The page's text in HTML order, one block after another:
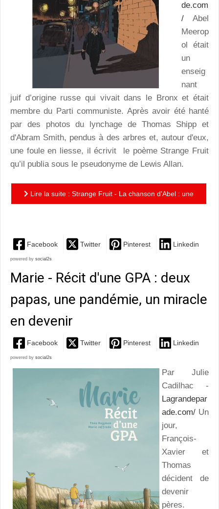
de.com
/ Abel
Meerop
ol était
un
enseig
nant
juif d’origine russe qui vivait dans le Bronx et était
membre du Parti communiste. Après avoir été hanté
par des photos du lynchage de Thomas Shipp et
d'Abram Smith, pendus à des arbres et, autour d'eux,
une foule en liesse, il écrivit le poème Strange Fruit
qu’il publia sous le pseudonyme de Lewis Allan.
Lire la suite : Strange Fruit - La chanson d'Abel : une
Facebook Twitter Pinterest Linkedin
powered by social2s
Marie - Récit d'une GPA : deux
papas, une pandémie, un miracle
en devenir
Facebook Twitter Pinterest Linkedin
powered by social2s
Par Julie
Cadilhac -
Lagrandepar
ade.com/ Un
jour,
François-
Xavier et
Thomas
décident de
devenir
pères.